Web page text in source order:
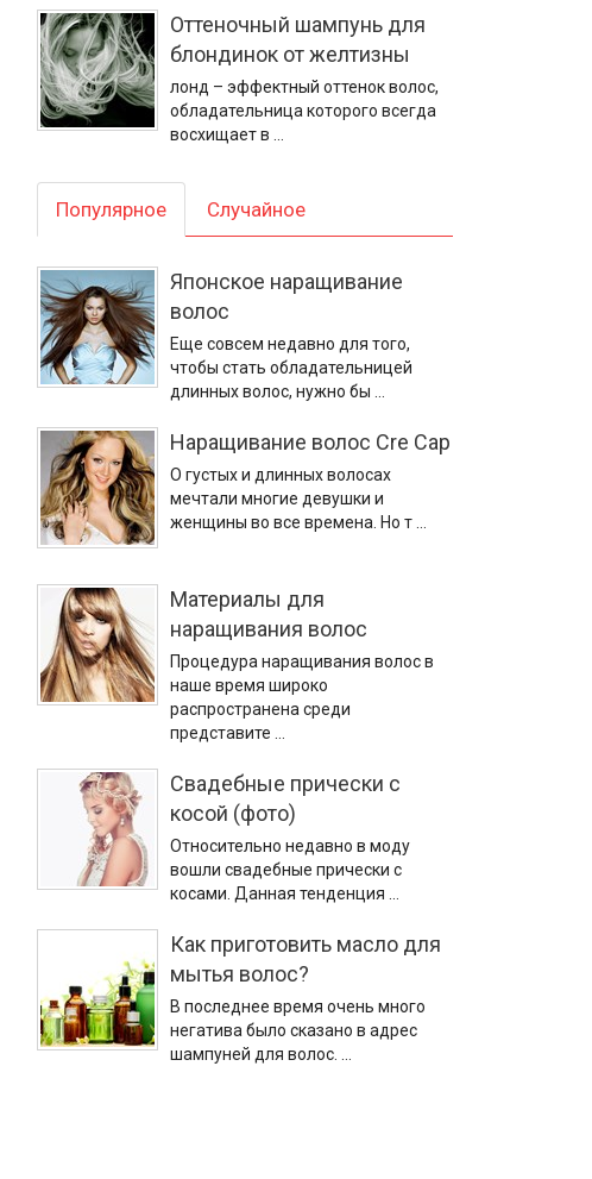
Оттеночный шампунь для
блондинок от желтизны
лонд – эффектный оттенок волос,
обладательница которого всегда
восхищает в …
Популярное Случайное
Японское наращивание
волос
Еще совсем недавно для того,
чтобы стать обладательницей
длинных волос, нужно бы …
Наращивание волос Cre Cap
О густых и длинных волосах
мечтали многие девушки и
женщины во все времена. Но т …
Материалы для
наращивания волос
Процедура наращивания волос в
наше время широко
распространена среди
представите …
Свадебные прически с
косой (фото)
Относительно недавно в моду
вошли свадебные прически с
косами. Данная тенденция …
Как приготовить масло для
мытья волос?
В последнее время очень много
негатива было сказано в адрес
шампуней для волос. …